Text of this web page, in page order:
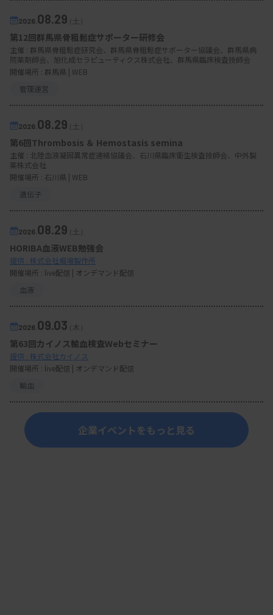
2026. 08.29（土）
第12回群馬県骨粗鬆症サポーター研修会
主催 : 群馬県骨粗鬆症研究会、群馬県骨粗鬆症サポーター協議会、群馬県病
院薬剤師会、旭化成セラピューティクス株式会社、群馬県臨床検査技師会
開催場所 : 群馬県 | WEB
管理運営
2026. 08.29（土）
第6回Thrombosis ＆ Hemostasis semina
主催 : 北陸血液凝固異常症連絡協議会、石川県臨床衛生検査技師会、中外製
薬株式会社
開催場所 : 石川県 | WEB
遺伝子
2026. 08.29（土）
HORIBA血液WEB勉強会
提供 : 株式会社堀場製作所
開催場所 : live配信 | オンデマンド配信
血液
2026. 09.03（木）
第63回カイノス輸血検査Webセミナー
提供 : 株式会社カイノス
開催場所 : live配信 | オンデマンド配信
輸血
企業イベントをもっと見る